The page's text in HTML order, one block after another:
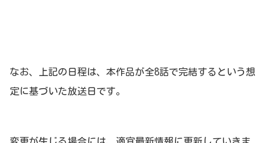
なお、上記の日程は、本作品が全8話で完結するという想
定に基づいた放送日です。